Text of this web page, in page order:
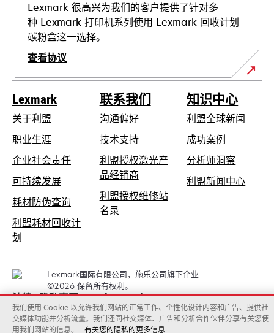
Lexmark 很高兴为我们的客户提供了针对多
种 Lexmark 打印机系列使用 Lexmark 回收计划
碳粉盒这一选择。
查看协议
Lexmark
关于利盟
职业生涯
企业社会责任在
签
页
可持续发展
耗材防伪查询
新
标
中
打
开
利盟耗材回收计
划
签
页
中
打
联系我们
沟通偏好
技术支持在
新
标
签
页
利盟授权激光产
品经销商
利盟授权维修站
名录在
页
中
打
开
知识中心
利盟全球新闻
成功案例
分析师洞察
利盟新闻中心在
Lexmark国际有限公司，施乐公司旗下企业
©2026 保留所有权利。
法律 隐私声明 Cookies policy
我们使用 Cookie 以允许我们网站的正常工作、个性化设计内容和广告、提供社
交媒体功能并分析流量。我们还同社交媒体、广告和分析合作伙伴分享有关您使
用我们网站的信息。
有关您的隐私的更多信息